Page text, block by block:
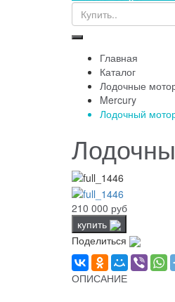
Главная
Каталог
Лодочные
Mercury
Лодочный
210 000 руб
купить
Поделиться
ОПИСАНИЕ